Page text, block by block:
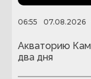
06:55 07.08.2026
Акваторию
два дня